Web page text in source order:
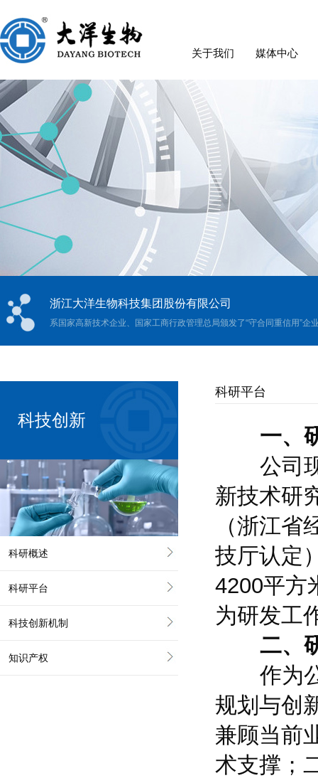
关于我们 媒体中心
浙江大洋生物科技集团股份有限公司
系国家高新技术企业、国家工商行政管理总局颁发了“守合同重信用”企
科技创新
科研概述
科研平台
科技创新机制
知识产权
科研平台
一、研
公司现
新技术研
（浙江
技厅认定
4200平方
为研发工
二、研
作为公
规划与创
兼顾当前
术支撑；